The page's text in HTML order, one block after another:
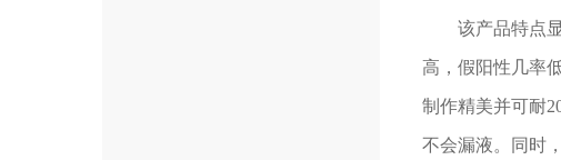
该产品特点显
高，假阳性几率
制作精美并可耐
不会漏液。同时